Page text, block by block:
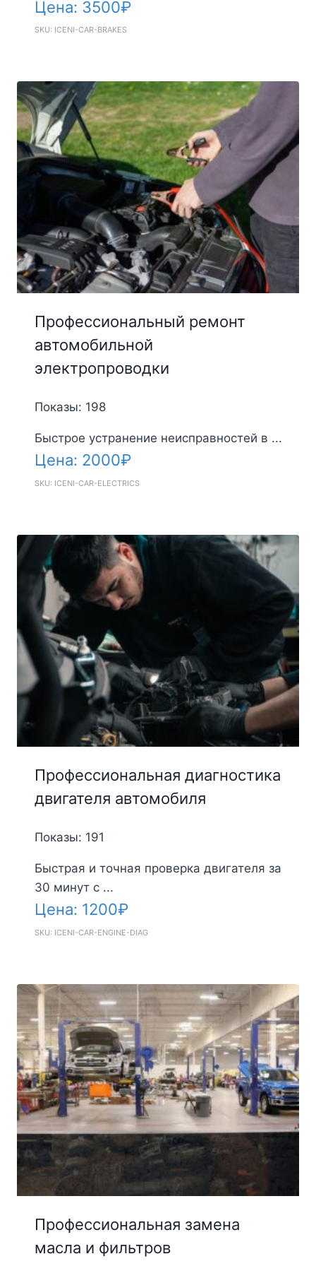
Цена: 3500₽
SKU: ICENI-CAR-BRAKES
Профессиональный ремонт
автомобильной
электропроводки
Показы: 198
Быстрое устранение неисправностей в ...
Цена: 2000₽
SKU: ICENI-CAR-ELECTRICS
Профессиональная диагностика
двигателя автомобиля
Показы: 191
Быстрая и точная проверка двигателя за
30 минут с ...
Цена: 1200₽
SKU: ICENI-CAR-ENGINE-DIAG
Профессиональная замена
масла и фильтров